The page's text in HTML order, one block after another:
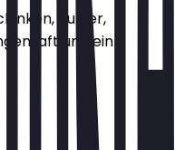
Butter,
und ein